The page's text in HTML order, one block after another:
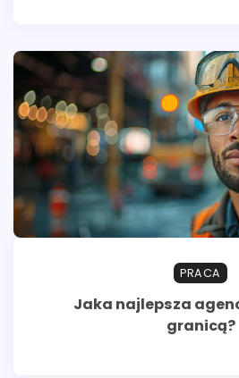
PRACA
Jaka najlepsza
granicą?